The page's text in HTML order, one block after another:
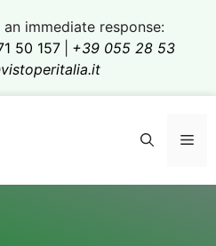
immediate response:
50 157
+39 055 28 53